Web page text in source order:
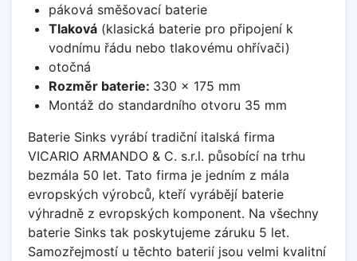
páková směšovací baterie
Tlaková(klasická baterie pro připojení k
vodnímu řádu nebo tlakovému ohřívači)
otočná
Rozměr baterie: 330 x 175 mm
Montáž do standardního otvoru 35 mm
Baterie Sinks vyrábí tradiční italská firma
VICARIO ARMANDO & C. s.r.l. působící na trhu
bezmála 50 let. Tato firma je jedním z mála
evropských výrobců, kteří vyrábějí baterie
výhradně z evropských komponent. Na všechny
baterie Sinks tak poskytujeme záruku 5 let.
Samozřejmostí u těchto baterií jsou velmi kvalitní